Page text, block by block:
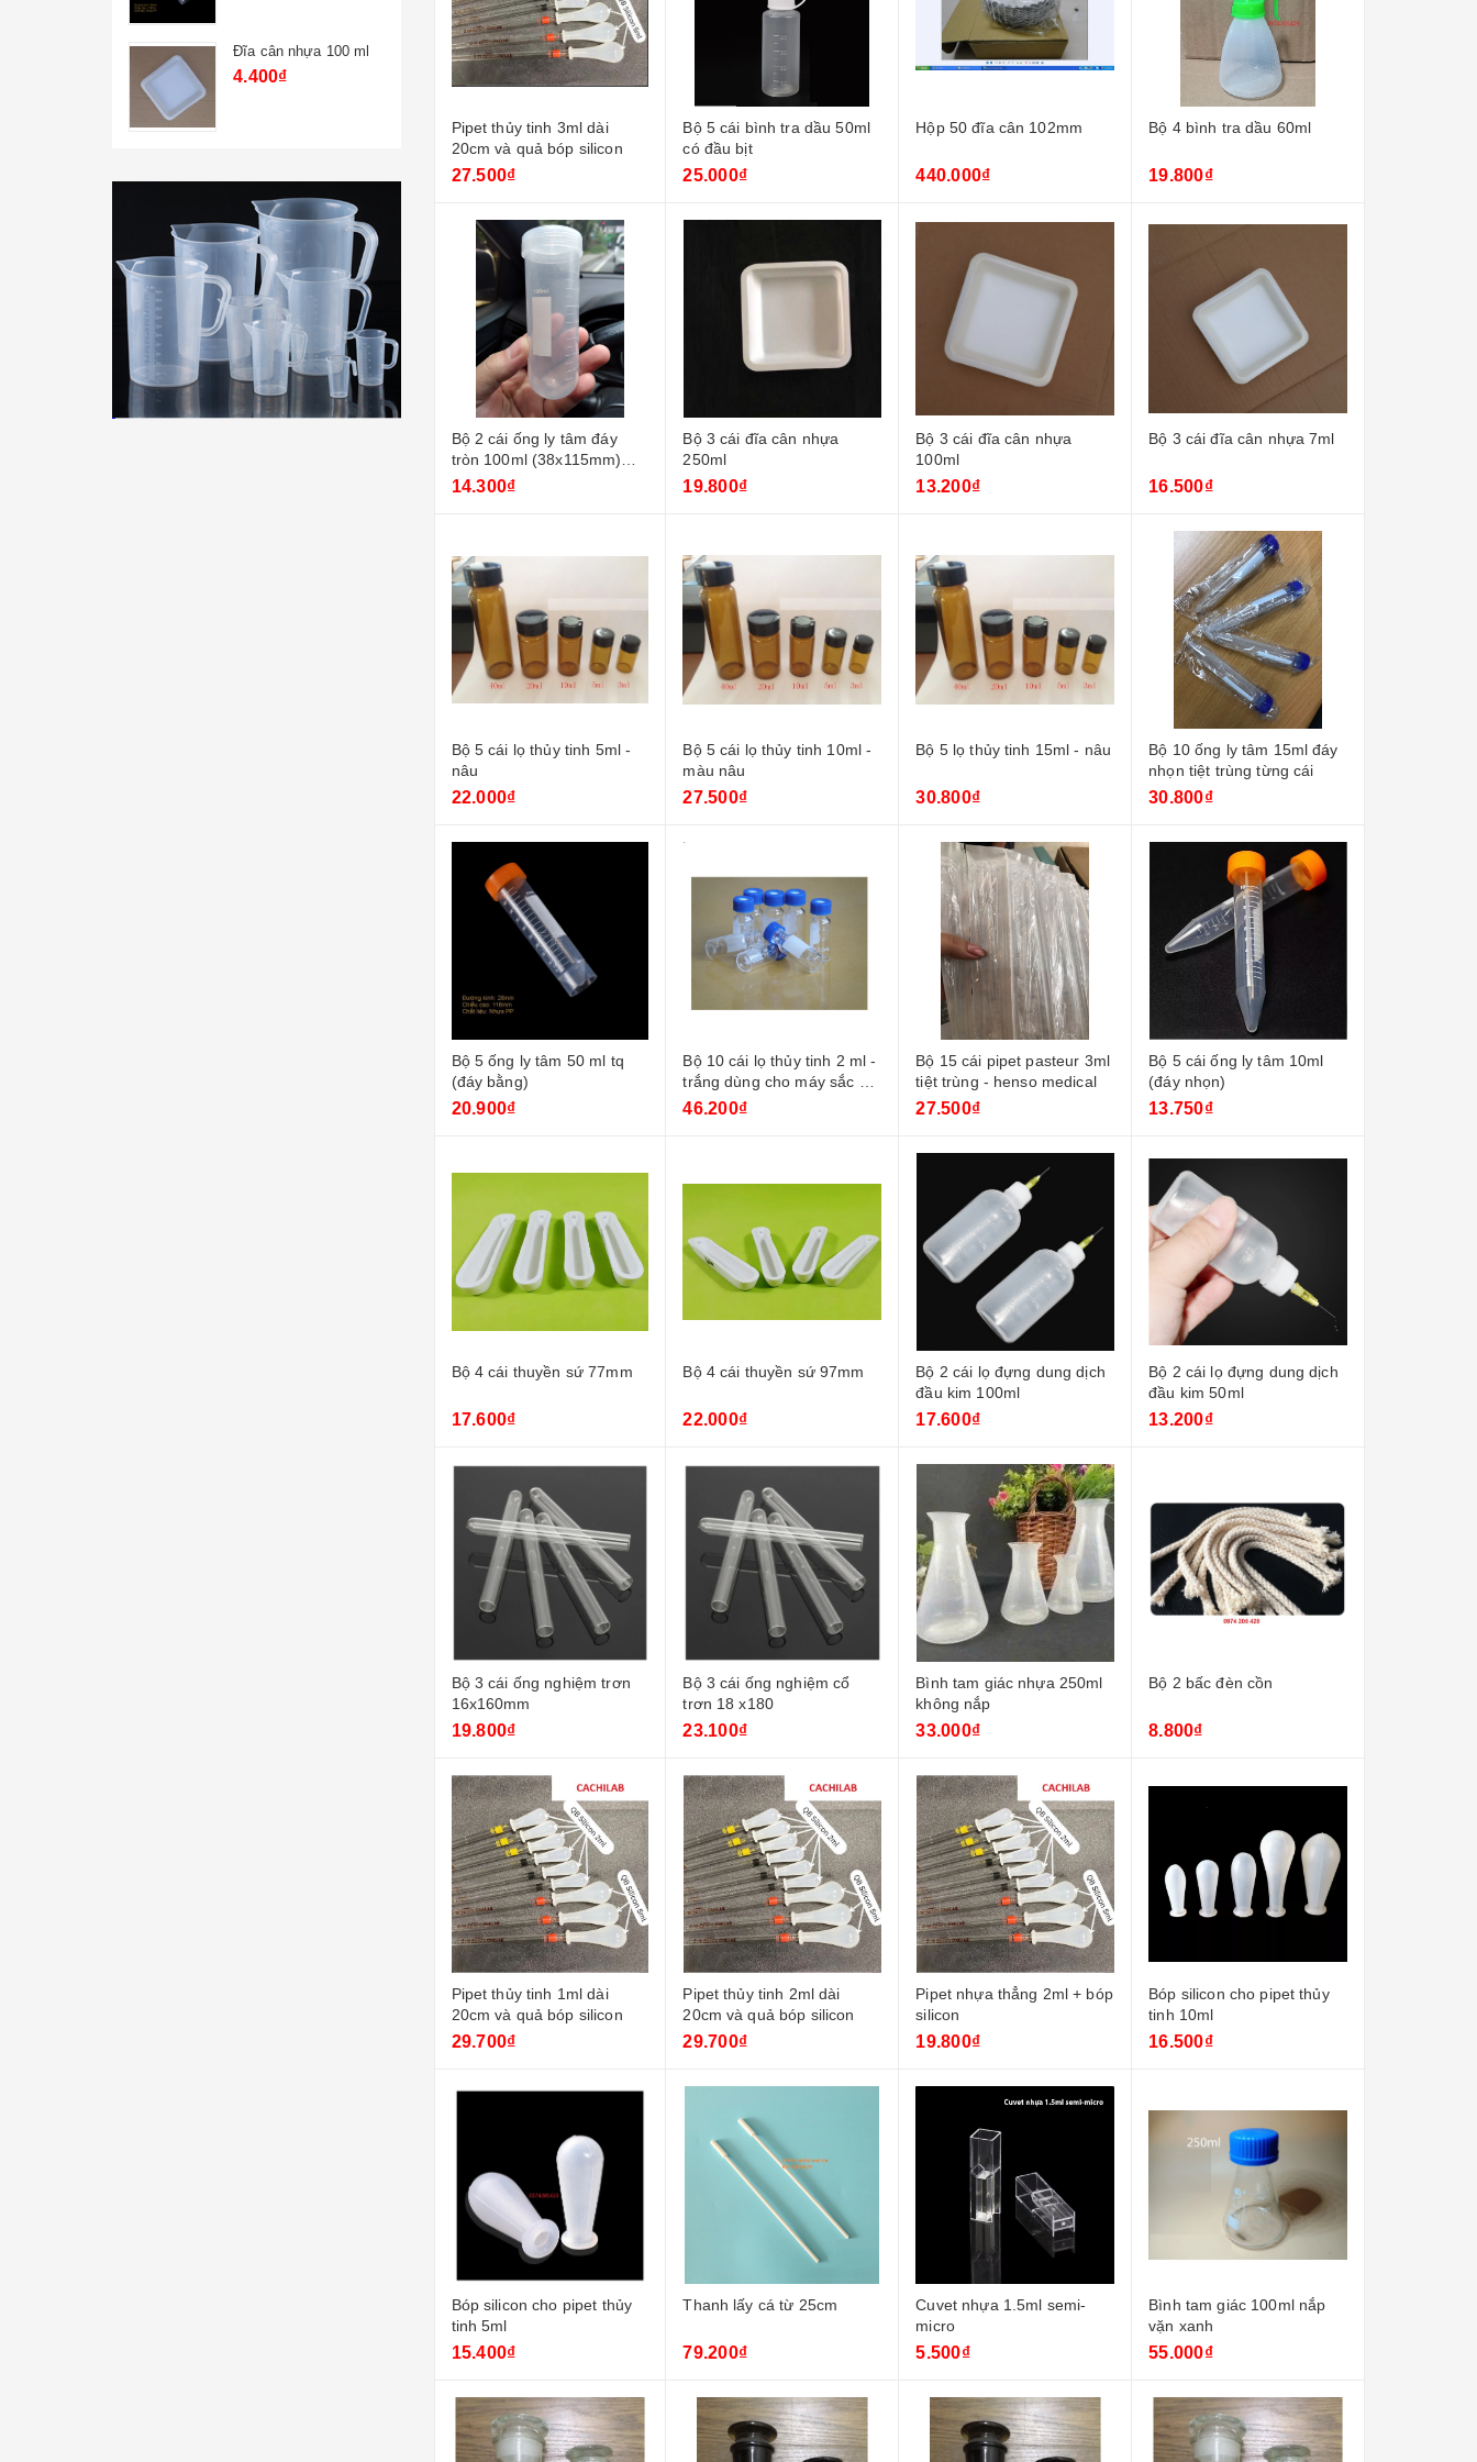
Pipet thủy tinh 3ml dài
20cm và quả bóp silicon
27.500₫
Bộ 5 cái bình tra dầu 50ml
có đầu bịt
25.000₫
Hộp 50 đĩa cân 102mm
440.000₫
Bộ 4 bình tra dầu 60ml
19.800₫
Bộ 2 cái ống ly tâm đáy
tròn 100ml (38x115mm)
nắp vặn
14.300₫
Bộ 3 cái đĩa cân nhựa
250ml
19.800₫
Bộ 3 cái đĩa cân nhựa
100ml
13.200₫
Bộ 3 cái đĩa cân nhựa 7ml
16.500₫
Bộ 5 cái lọ thủy tinh 5ml -
nâu
22.000₫
Bộ 5 cái lọ thủy tinh 10ml -
màu nâu
27.500₫
Bộ 5 lọ thủy tinh 15ml - nâu
30.800₫
Bộ 10 ống ly tâm 15ml đáy
nhọn tiệt trùng từng cái
30.800₫
Bộ 5 ống ly tâm 50 ml tq
(đáy bằng)
20.900₫
Bộ 10 cái lọ thủy tinh 2 ml -
trắng dùng cho máy sắc ký
+ nắp xanh
46.200₫
Bộ 15 cái pipet pasteur 3ml
tiệt trùng - henso medical
27.500₫
Bộ 5 cái ống ly tâm 10ml
(đáy nhọn)
13.750₫
Bộ 4 cái thuyền sứ 77mm
17.600₫
Bộ 4 cái thuyền sứ 97mm
22.000₫
Bộ 2 cái lọ đựng dung dịch
đầu kim 100ml
17.600₫
Bộ 2 cái lọ đựng dung dịch
đầu kim 50ml
13.200₫
Bộ 3 cái ống nghiệm trơn
16x160mm
19.800₫
Bộ 3 cái ống nghiệm cổ
trơn 18 x180
23.100₫
Bình tam giác nhựa 250ml
không nắp
33.000₫
Bộ 2 bấc đèn cồn
8.800₫
Pipet thủy tinh 1ml dài
20cm và quả bóp silicon
29.700₫
Pipet thủy tinh 2ml dài
20cm và quả bóp silicon
29.700₫
Pipet nhựa thẳng 2ml + bóp
silicon
19.800₫
Bóp silicon cho pipet thủy
tinh 10ml
16.500₫
Bóp silicon cho pipet thủy
tinh 5ml
15.400₫
Thanh lấy cá từ 25cm
79.200₫
Cuvet nhựa 1.5ml semi-
micro
5.500₫
Bình tam giác 100ml nắp
vặn xanh
55.000₫
Xi lanh nhựa 80ml
19.800₫
Bình tia methanol 500
ml - trắng
Giấy thử ph dạng cuộn
1-14